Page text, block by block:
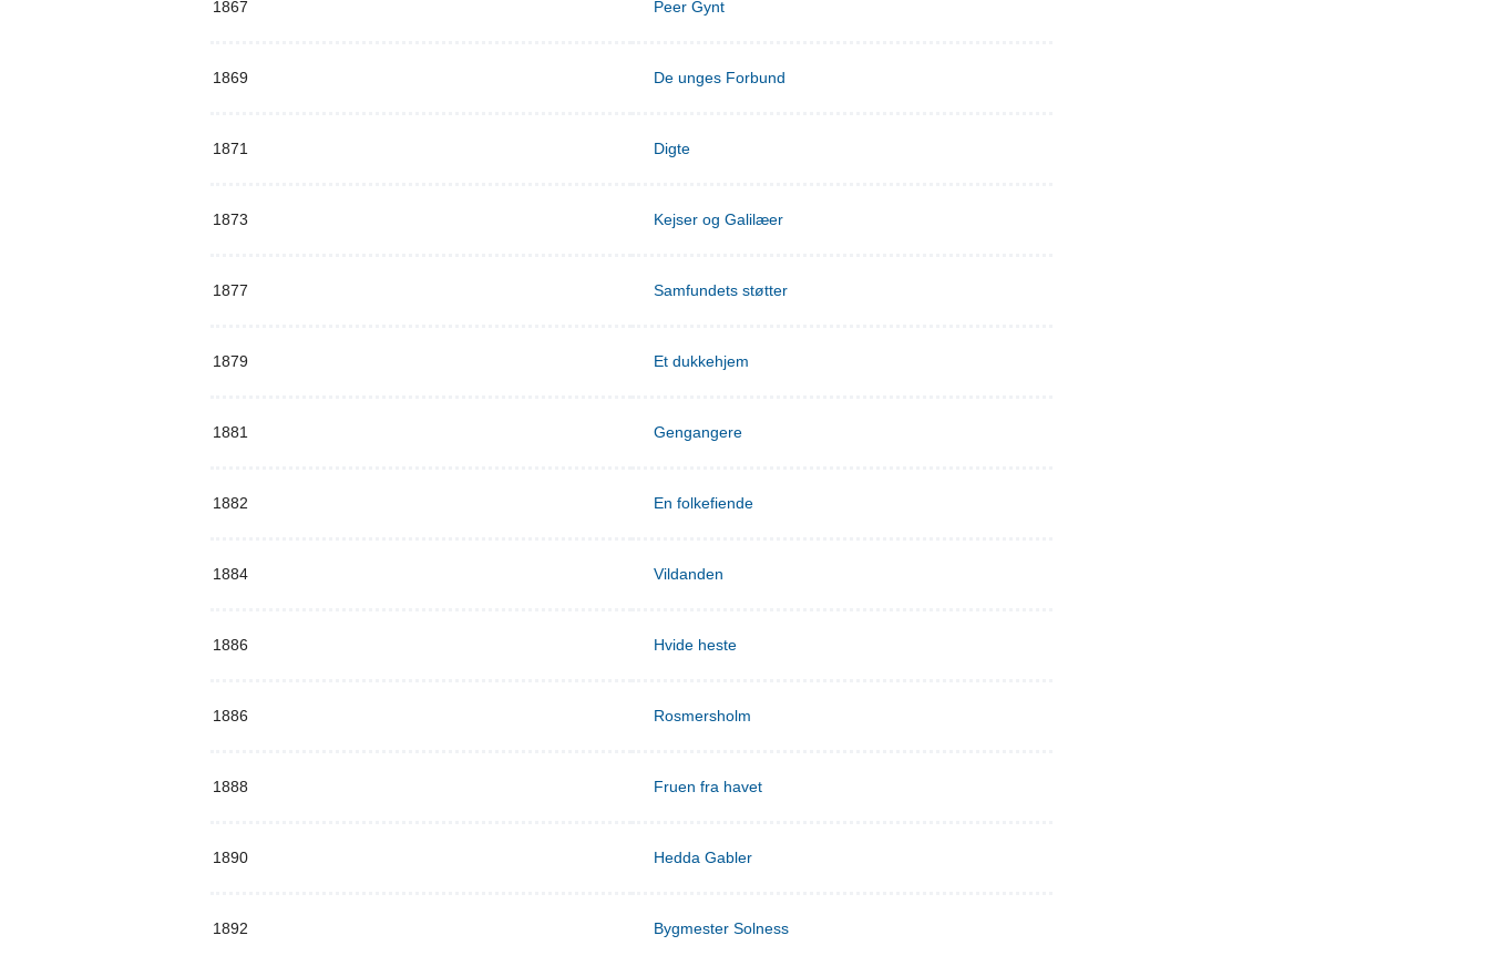
1867 Peer Gynt
1869 De unges Forbund
1871 Digte
1873 Kejser og Galilæer
1877 Samfundets støtter
1879 Et dukkehjem
1881 Gengangere
1882 En folkefiende
1884 Vildanden
1886 Hvide heste
1886 Rosmersholm
1888 Fruen fra havet
1890 Hedda Gabler
1892 Bygmester Solness